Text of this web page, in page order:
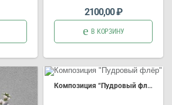
2100,00₽
В КОРЗИНУ
Композиция “Пудровый флёр”